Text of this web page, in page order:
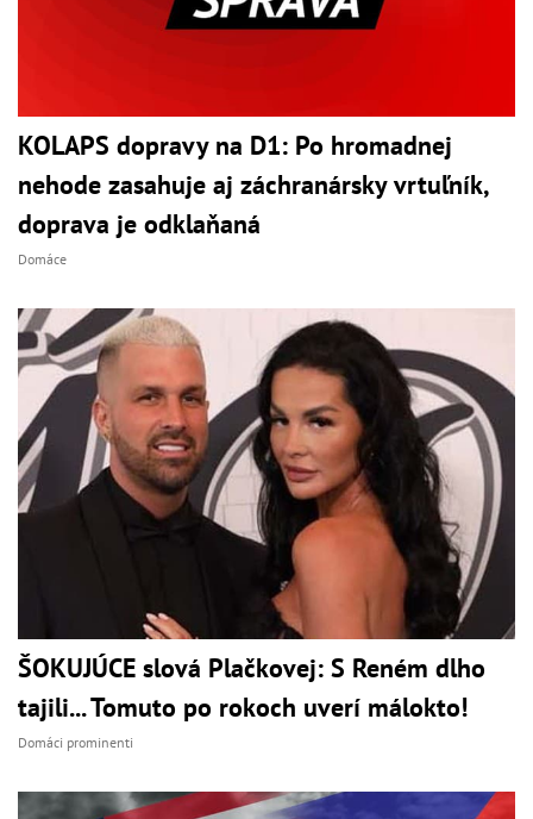
KOLAPS dopravy na D1: Po hromadnej
nehode zasahuje aj záchranársky vrtuľník,
doprava je odklaňaná
Domáce
ŠOKUJÚCE slová Plačkovej: S Reném dlho
tajili... Tomuto po rokoch uverí málokto!
Domáci prominenti